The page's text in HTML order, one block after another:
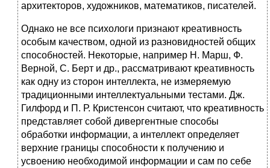
архитекторов, художников, математиков, писателей.
Однако не все психологи признают креативность
особым качеством, одной из разновидностей общих
способностей. Некоторые, например Н. Марш, Ф.
Верной, С. Берт и др., рассматривают креативность
как одну из сторон интеллекта, не измеряемую
традиционными интеллектуальными тестами. Дж.
Гилфорд и П. Р. Кристенсон считают, что креативность
представляет собой дивергентные способы
обработки информации, а интеллект определяет
верхние границы способности к получению и
усвоению необходимой информации и сам по себе